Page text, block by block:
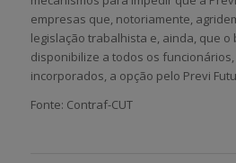
empresas que, notoriamente,
legislação trabalhista e, ainda, que o
disponibilize a todos os
incorporados, a opção pelo Previ
Fonte: Contraf-CUT